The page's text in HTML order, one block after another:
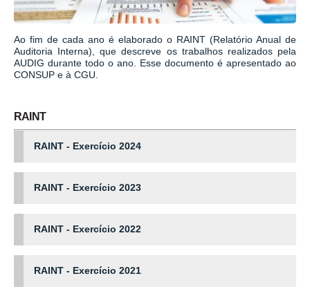
Ao fim de cada ano é elaborado o RAINT (Relatório Anual de
Auditoria Interna), que descreve os trabalhos realizados pela
AUDIG durante todo o ano. Esse documento é apresentado ao
CONSUP e à CGU.
RAINT
RAINT - Exercício 2024
RAINT - Exercício 2023
RAINT - Exercício 2022
RAINT - Exercício 2021